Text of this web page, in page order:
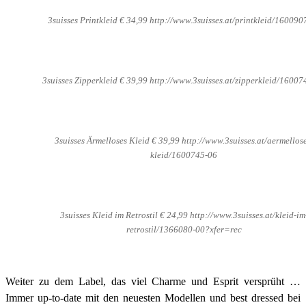
3suisses Printkleid € 34,99 http://www.3suisses.at/printkleid/
3suisses Zipperkleid € 39,99 http://www.3suisses.at/zipperkleid/
3suisses Ärmelloses Kleid € 39,99 http://www.3suisses.at/
kleid/1600745-06
3suisses Kleid im Retrostil € 24,99 http://www.3suisses.at/kleid-
retrostil/1366080-00?xfer=rec
Weiter zu dem Label, das viel Charme und Esprit versprüht …
Immer up-to-date mit den neuesten Modellen und best dressed bei